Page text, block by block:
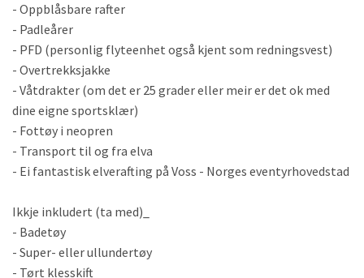
- Oppblåsbare rafter
- Padleårer
- PFD (personlig flyteenhet også kjent som redningsvest)
- Overtrekksjakke
- Våtdrakter (om det er 25 grader eller meir er det ok med
dine eigne sportsklær)
- Fottøy i neopren
- Transport til og fra elva
- Ei fantastisk elverafting på Voss - Norges eventyrhovedstad
Ikkje inkludert (ta med)_
- Badetøy
- Super- eller ullundertøy
- Tørt klesskift